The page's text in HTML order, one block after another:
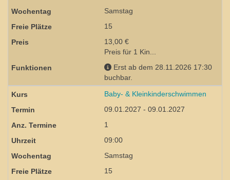
Samstag
15
13,00 €
Preis für 1 Kin...
Erst ab dem 28.11.2026 17:30
buchbar.
Baby- & Kleinkinderschwimmen
09.01.2027 - 09.01.2027
1
09:00
Samstag
15